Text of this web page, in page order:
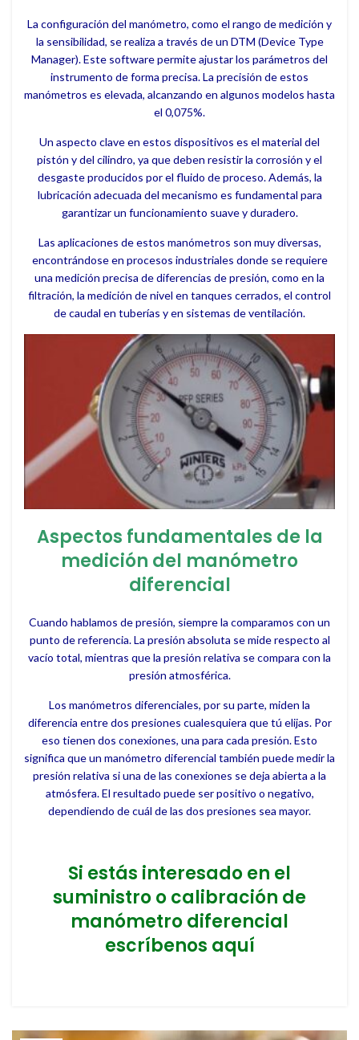
La configuración del manómetro, como el rango de medición y
la sensibilidad, se realiza a través de un DTM (Device Type
Manager). Este software permite ajustar los parámetros del
instrumento de forma precisa. La precisión de estos
manómetros es elevada, alcanzando en algunos modelos hasta
el 0,075%.
Un aspecto clave en estos dispositivos es el material del
pistón y del cilindro, ya que deben resistir la corrosión y el
desgaste producidos por el fluido de proceso. Además, la
lubricación adecuada del mecanismo es fundamental para
garantizar un funcionamiento suave y duradero.
Las aplicaciones de estos manómetros son muy diversas,
encontrándose en procesos industriales donde se requiere
una medición precisa de diferencias de presión, como en la
filtración, la medición de nivel en tanques cerrados, el control
de caudal en tuberías y en sistemas de ventilación.
Aspectos fundamentales de la
medición del manómetro
diferencial
Cuando hablamos de presión, siempre la comparamos con un
punto de referencia. La presión absoluta se mide respecto al
vacío total, mientras que la presión relativa se compara con la
presión atmosférica.
Los manómetros diferenciales, por su parte, miden la
diferencia entre dos presiones cualesquiera que tú elijas. Por
eso tienen dos conexiones, una para cada presión. Esto
significa que un manómetro diferencial también puede medir la
presión relativa si una de las conexiones se deja abierta a la
atmósfera. El resultado puede ser positivo o negativo,
dependiendo de cuál de las dos presiones sea mayor.
Si estás interesado en el
suministro o calibración de
manómetro diferencial
escríbenos aquí